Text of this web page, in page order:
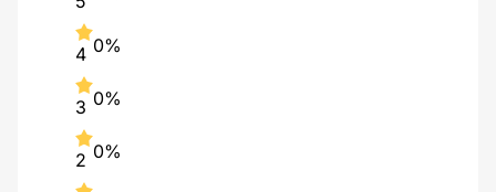
4 0%
3 0%
2 0%